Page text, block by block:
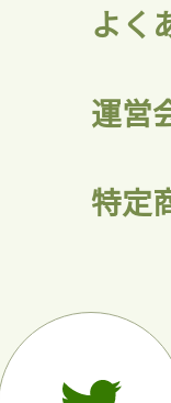
よく
運営
特定